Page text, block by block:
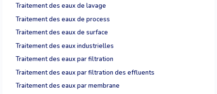
Traitement des eaux de lavage
Traitement des eaux de process
Traitement des eaux de surface
Traitement des eaux industrielles
Traitement des eaux par filtration
Traitement des eaux par filtration des effluents
Traitement des eaux par membrane